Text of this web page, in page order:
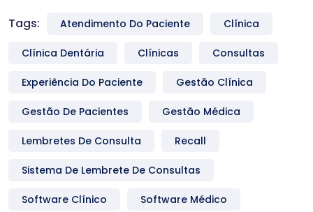
Tags: Atendimento Do Paciente Clínica
Clínica Dentária Clínicas Consultas
Experiência Do Paciente Gestão Clínica
Gestão De Pacientes Gestão Médica
Lembretes De Consulta Recall
Sistema De Lembrete De Consultas
Software Clínico Software Médico